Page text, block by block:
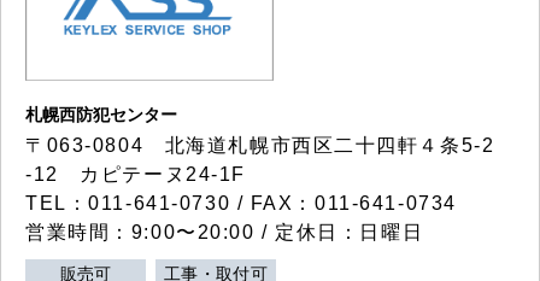
札幌西防犯センター
〒063-0804 北海道札幌市西区二十四軒４条5-2
-12 カピテーヌ24-1F
TEL：011-641-0730 / FAX：011-641-0734
営業時間：9:00〜20:00 / 定休日：日曜日
販売可 工事・取付可